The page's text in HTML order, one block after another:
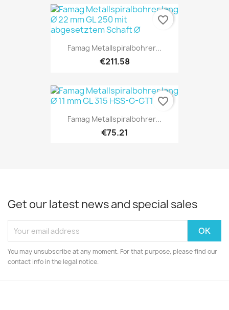
Famag Metallspiralbohrer...
€211.58
favorite_border
Famag Metallspiralbohrer...
€75.21
favorite_border
Get our latest news and special sales
You may unsubscribe at any moment. For that purpose, please find our
contact info in the legal notice.